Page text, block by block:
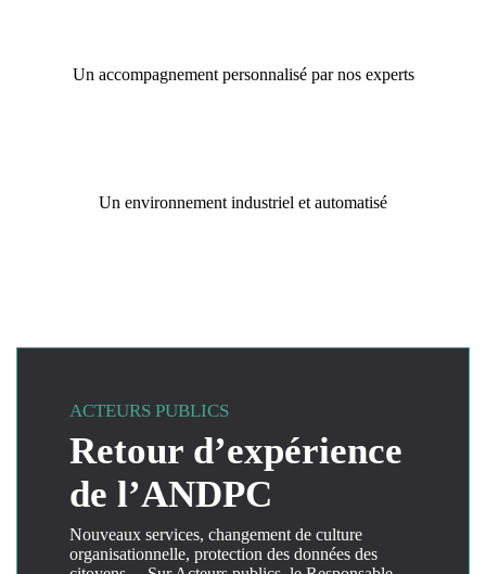
Un accompagnement personnalisé par nos experts
Un environnement industriel et automatisé
ACTEURS PUBLICS
Retour d’expérience
de l’ANDPC
Nouveaux services, changement de culture
organisationnelle, protection des données des